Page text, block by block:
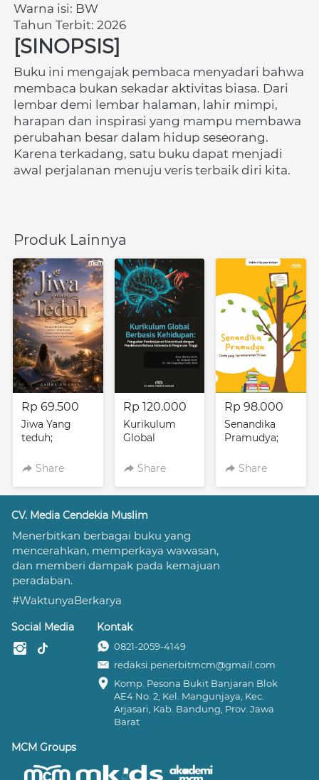
Warna isi: BW
Tahun Terbit: 2026
[SINOPSIS]
Buku ini mengajak pembaca menyadari bahwa
membaca bukan sekadar aktivitas biasa. Dari
lembar demi lembar halaman, lahir mimpi,
harapan dan inspirasi yang mampu membawa
perubahan besar dalam hidup seseorang.
Karena terkadang, satu buku dapat menjadi
awal perjalanan menuju veris terbaik diri kita.
Produk Lainnya
Rp 69.500
Jiwa Yang
teduh;
kembali jalan
dimana luka
menjadi
pelajaran
menuntun
pulang.
Share
Rp 120.000
Kurikulum
Global
Kehidupan;
dengan
Pendekatan
Bahasa
Indonesia di
Perguruan
Share
Rp 98.000
Senandika
Pramudya;
TakShare
CV. Media Cendekia Muslim
Menerbitkan berbagai buku yang
mencerahkan, memperkaya wawasan,
dan memberi dampak pada kemajuan
peradaban.
#WaktunyaBerkarya
Social Media Kontak
0821-2059-4149
redaksi.penerbitmcm@gmail.com
Komp. Pesona Bukit Banjaran Blok
AE4 No. 2, Kel. Mangunjaya, Kec.
Arjasari, Kab. Bandung, Prov. Jawa
Barat
MCM Groups